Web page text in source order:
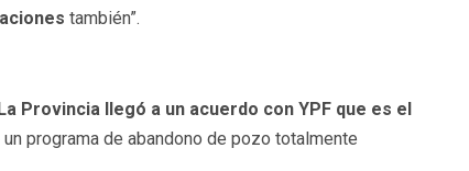
también”.
Provincia llegó a un acuerdo con YPF que es el
programa de abandono de pozo totalmente